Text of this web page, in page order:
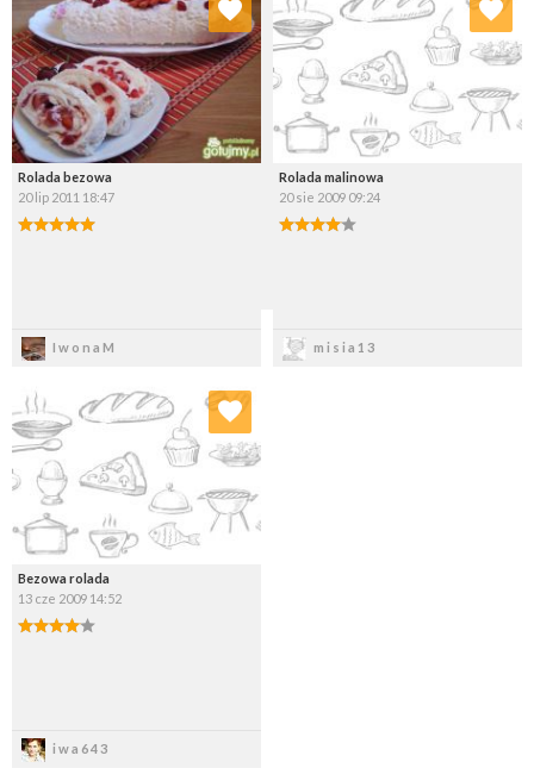
Rolada bezowa
20 lip 2011 18:47
IwonaM
Wybierz listę:
Rolada malinowa
20 sie 2009 09:24
misia13
Wybierz listę:
Bezowa rolada
13 cze 2009 14:52
iwa643
Dodaj do ulubionych
Wybierz listę: